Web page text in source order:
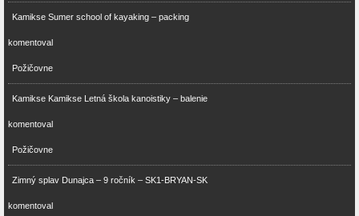
Kamikse Sumer school of kayaking – packing
komentoval
Požičovne
Kamikse Kamikse Letná škola kanoistiky – balenie
komentoval
Požičovne
Zimný splav Dunajca – 9 ročník – SK1-BRYAN-SK
komentoval